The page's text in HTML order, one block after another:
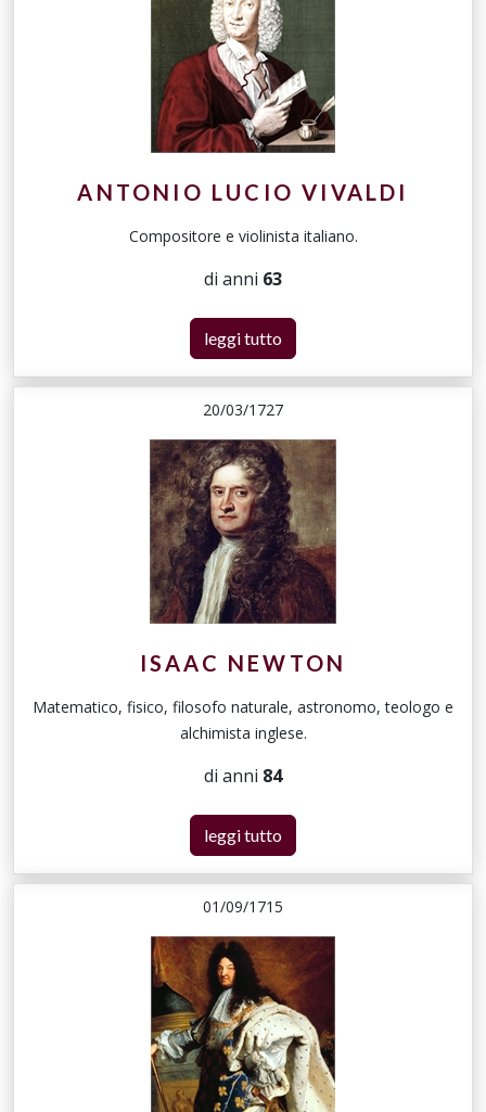
ANTONIO LUCIO VIVALDI
Compositore e violinista italiano.
di anni 63
leggi tutto
20/03/1727
ISAAC NEWTON
Matematico, fisico, filosofo naturale, astronomo, teologo e
alchimista inglese.
di anni 84
leggi tutto
01/09/1715